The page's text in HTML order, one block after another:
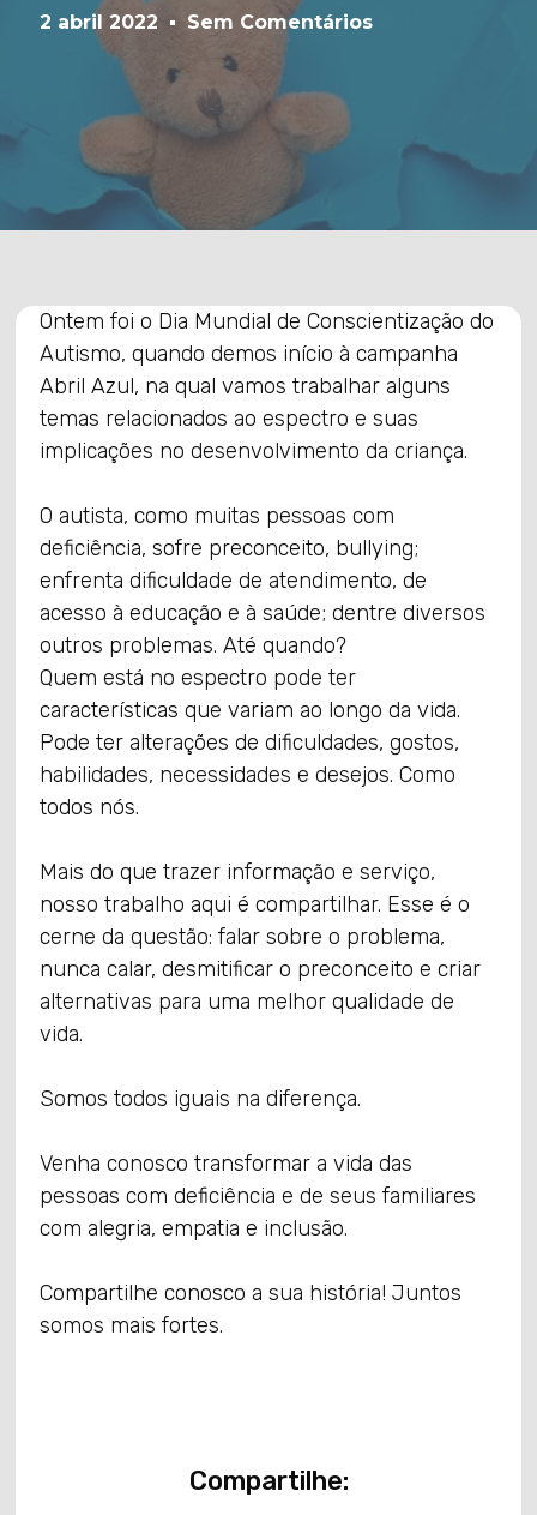
2 abril 2022 Sem Comentários
Ontem foi o Dia Mundial de Conscientização do
Autismo, quando demos início à campanha
Abril Azul, na qual vamos trabalhar alguns
temas relacionados ao espectro e suas
implicações no desenvolvimento da criança.
O autista, como muitas pessoas com
deficiência, sofre preconceito, bullying;
enfrenta dificuldade de atendimento, de
acesso à educação e à saúde; dentre diversos
outros problemas. Até quando?
Quem está no espectro pode ter
características que variam ao longo da vida.
Pode ter alterações de dificuldades, gostos,
habilidades, necessidades e desejos. Como
todos nós.
Mais do que trazer informação e serviço,
nosso trabalho aqui é compartilhar. Esse é o
cerne da questão: falar sobre o problema,
nunca calar, desmitificar o preconceito e criar
alternativas para uma melhor qualidade de
vida.
Somos todos iguais na diferença.
Venha conosco transformar a vida das
pessoas com deficiência e de seus familiares
com alegria, empatia e inclusão.
Compartilhe conosco a sua história! Juntos
somos mais fortes.
Compartilhe: